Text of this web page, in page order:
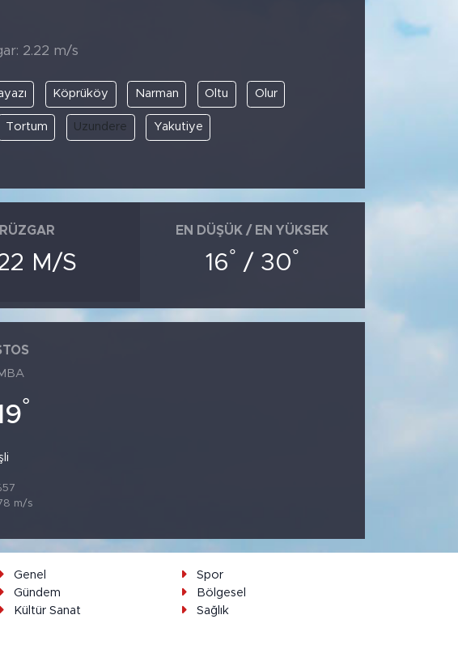
2.22 m/s
Köprüköy Narman Oltu Olur
Tortum Uzundere Yakutiye
RÜZGAR
M/S
EN DÜŞÜK / EN YÜKSEK
16° / 30°
°
m/s
Genel
Spor
Gündem
Bölgesel
Kültür Sanat
Sağlık